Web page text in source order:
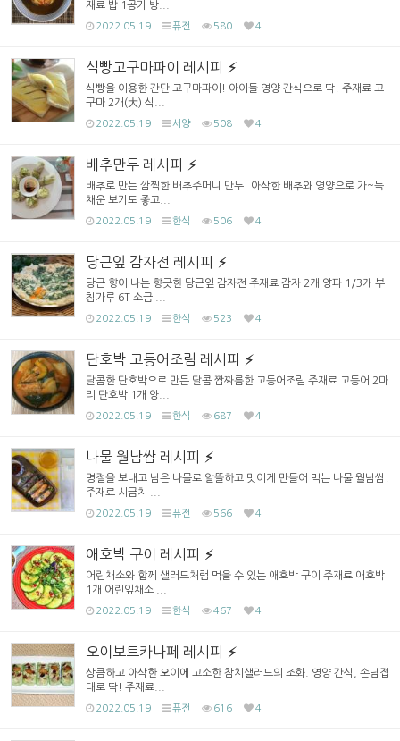
재료 밥 1공기 방...
2022.05.19 퓨전 580 4
식빵고구마파이 레시피
식빵을 이용한 간단 고구마파이! 아이들 영양 간식으로 딱! 주재료 고
구마 2개(大) 식...
2022.05.19 서양 508 4
배추만두 레시피
배추로 만든 깜찍한 배추주머니 만두! 아삭한 배추와 영양으로 가~득
채운 보기도 좋고...
2022.05.19 한식 506 4
당근잎 감자전 레시피
당근 향이 나는 향긋한 당근잎 감자전 주재료 감자 2개 양파 1/3개 부
침가루 6T 소금 ...
2022.05.19 한식 523 4
단호박 고등어조림 레시피
달콤한 단호박으로 만든 달콤 짭짜름한 고등어조림 주재료 고등어 2마
리 단호박 1개 양...
2022.05.19 한식 687 4
나물 월남쌈 레시피
명절을 보내고 남은 나물로 알뜰하고 맛이게 만들어 먹는 나물 월남쌈!
주재료 시금치 ...
2022.05.19 퓨전 566 4
애호박 구이 레시피
어린채소와 함께 샐러드처럼 먹을 수 있는 애호박 구이 주재료 애호박
1개 어린잎채소 ...
2022.05.19 한식 467 4
오이보트카나페 레시피
상큼하고 아삭한 오이에 고소한 참치샐러드의 조화. 영양 간식, 손님접
대로 딱! 주재료...
2022.05.19 퓨전 616 4